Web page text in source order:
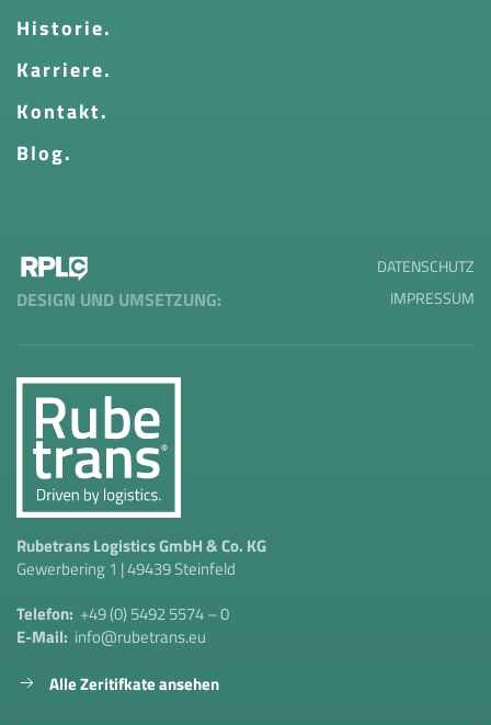
Historie.
Karriere.
Kontakt.
Blog.
DESIGN UND UMSETZUNG:
DATENSCHUTZ
IMPRESSUM
Rubetrans Logistics GmbH & Co. KG
Gewerbering 1 | 49439 Steinfeld
Telefon: +49 (0) 5492 5574 – 0
E-Mail: info@rubetrans.eu
Alle Zeritifkate ansehen